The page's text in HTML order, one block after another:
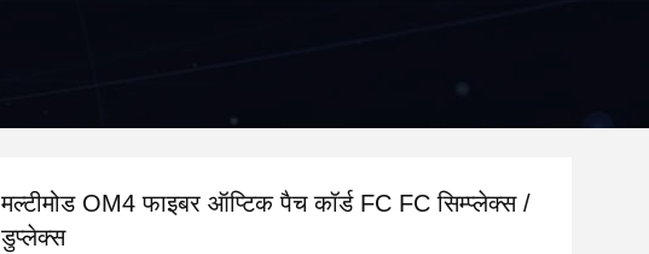
मल्टीमोड OM4 फाइबर ऑप्टिक पैच कॉर्ड FC FC सिम्प्लेक्स /
डुप्लेक्स